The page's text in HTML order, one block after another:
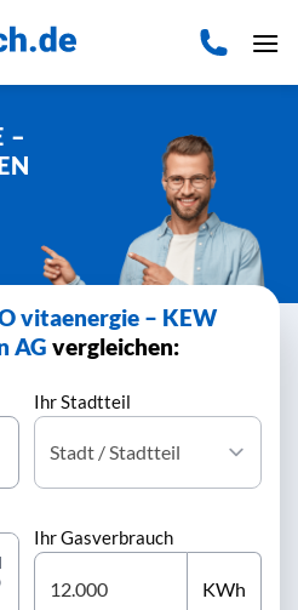
–
vitaenergie – KEW
AG vergleichen:
Ihr Stadtteil
Ihr Gasverbrauch
KWh